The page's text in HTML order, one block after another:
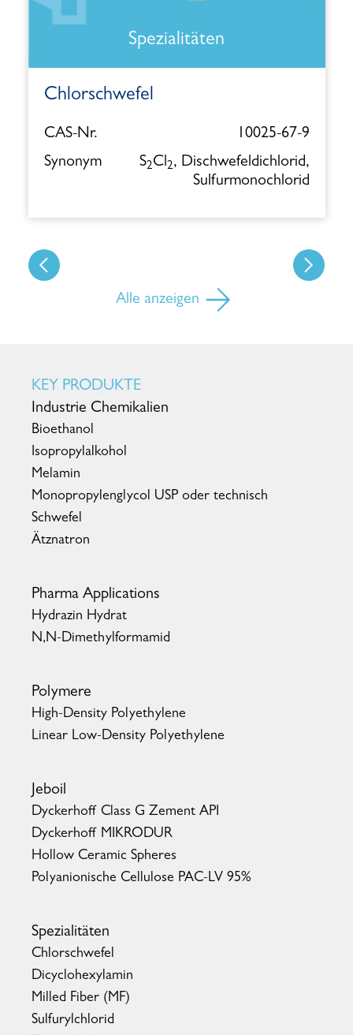
Spezialitäten
Chlorschwefel
CAS-Nr.
10025-67-9
Synonym
S2Cl2, Dischwefeldichlorid,
Sulfurmonochlorid
Alle anzeigen
KEY PRODUKTE
Industrie Chemikalien
Bioethanol
Isopropylalkohol
Melamin
Monopropylenglycol USP oder technisch
Schwefel
Ätznatron
Pharma Applications
Hydrazin Hydrat
N,N-Dimethylformamid
Polymere
High-Density Polyethylene
Linear Low-Density Polyethylene
Jeboil
Dyckerhoff Class G Zement API
Dyckerhoff MIKRODUR
Hollow Ceramic Spheres
Polyanionische Cellulose PAC-LV 95%
Spezialitäten
Chlorschwefel
Dicyclohexylamin
Milled Fiber (MF)
Sulfurylchlorid